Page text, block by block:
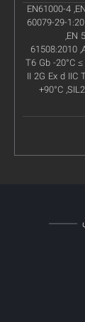
EN61000-4
60079-29-
,EN
61508:2010
T6 Gb -20°C
II 2G Ex d IIC
+90°C